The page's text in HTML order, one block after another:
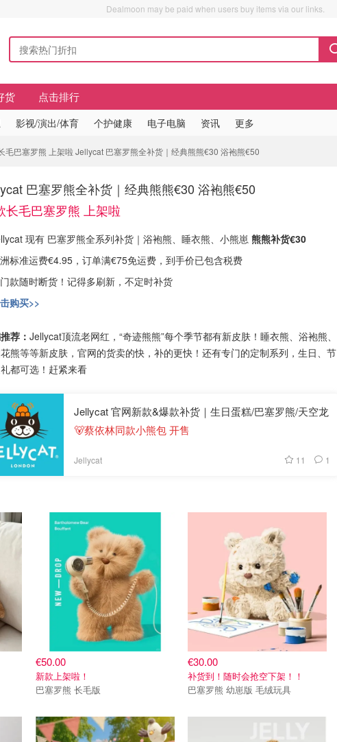
Dealmoon may be paid when users buy items via our links.
货 点击排行
影视/演出/体育 个护健康 电子电脑 资讯 更多
毛巴塞罗熊 上架啦 Jellycat 巴塞罗熊全补货｜经典熊熊€30 浴袍熊€50
巴塞罗熊全补货｜经典熊熊€30 浴袍熊€50
长毛巴塞罗熊 上架啦
现有 巴塞罗熊全系列补货｜浴袍熊、睡衣熊、小熊崽 熊熊补货€30
标准运费€4.95，订单满€75免运费，到手价已包含税费
款随时断货！记得多刷新，不定时补货
购买>>
荐： Jellycat顶流老网红，“奇迹熊熊”每个季节都有新皮肤！睡衣熊、浴袍熊、
熊等等新皮肤，官网的货卖的快，补的更快！还有专门的定制系列，生日、节
都可选！赶紧来看
Jellycat 官网新款&爆款补货｜生日蛋糕/巴塞罗熊/天空龙
🐻蔡依林同款小熊包 开售
Jellycat 11 1
€50.00
新款上架啦！
巴塞罗熊 长毛版
€30.00
补货到！随时会抢空下架！！
巴塞罗熊 幼崽版 毛绒玩具